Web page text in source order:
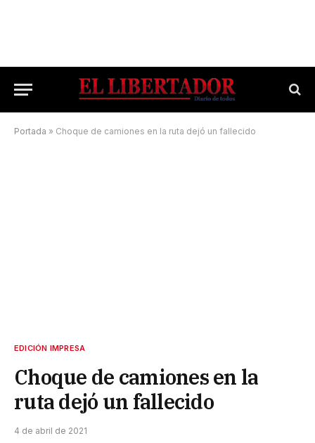
Portada » Choque de camiones en la ruta dejó un fallecido
EDICIÓN IMPRESA
Choque de camiones en la
ruta dejó un fallecido
4 de abril de 2021